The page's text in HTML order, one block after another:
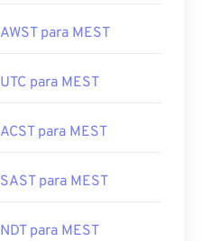
AWST para MEST
UTC para MEST
ACST para MEST
SAST para MEST
NDT para MEST